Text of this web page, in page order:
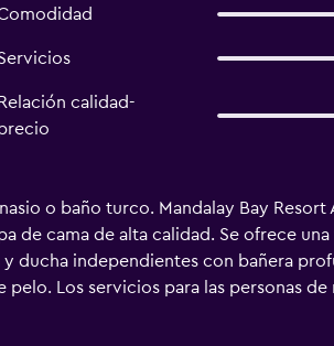
Relación calidad-
o baño turco. Mandalay Bay Resort
de cama de alta calidad. Se ofrece
ducha independientes con bañera
Los servicios para las personas
solicitar masajes en la habitación.
esparcimiento incluyen río lento, baño